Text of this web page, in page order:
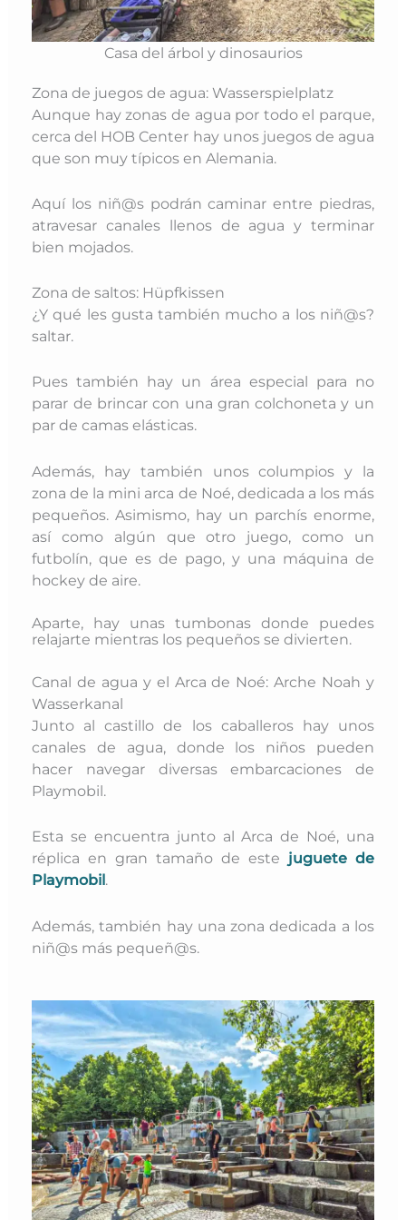
Casa del árbol y dinosaurios
Zona de juegos de agua: Wasserspielplatz
Aunque hay zonas de agua por todo el parque,
cerca del HOB Center hay unos juegos de agua
que son muy típicos en Alemania.
Aquí los niñ@s podrán caminar entre piedras,
atravesar canales llenos de agua y terminar
bien mojados.
Zona de saltos: Hüpfkissen
¿Y qué les gusta también mucho a los niñ@s?
saltar.
Pues también hay un área especial para no
parar de brincar con una gran colchoneta y un
par de camas elásticas.
Además, hay también unos columpios y la
zona de la mini arca de Noé, dedicada a los más
pequeños. Asimismo, hay un parchís enorme,
así como algún que otro juego, como un
futbolín, que es de pago, y una máquina de
hockey de aire.
Aparte, hay unas tumbonas donde puedes
relajarte mientras los pequeños se divierten.
Canal de agua y el Arca de Noé: Arche Noah y
Wasserkanal
Junto al castillo de los caballeros hay unos
canales de agua, donde los niños pueden
hacer navegar diversas embarcaciones de
Playmobil.
Esta se encuentra junto al Arca de Noé, una
réplica en gran tamaño de este juguete de
Playmobil.
Además, también hay una zona dedicada a los
niñ@s más pequeñ@s.